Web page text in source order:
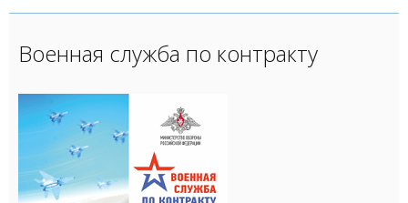
Военная служба по контракту